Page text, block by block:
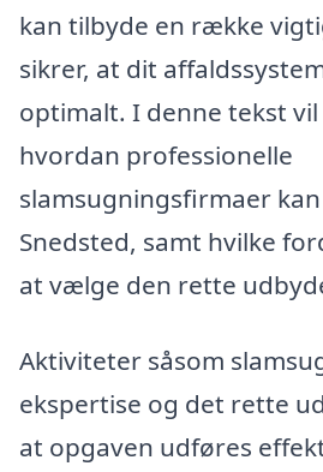
kan tilbyde en række
sikrer, at dit
optimalt. I denne tekst vil
hvordan professionelle
slamsugningsfirmaer
Snedsted, samt hvilke
at vælge den rette
Aktiviteter såsom
ekspertise og det rette
at opgaven udføres